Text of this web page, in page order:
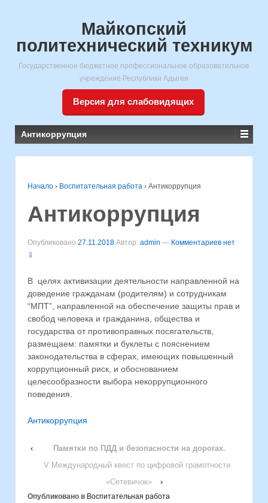
Майкопский
политехнический техникум
Государственное бюджетное профессиональное образовательное
учреждение Республики Адыгея
Версия для слабовидящих
Антикоррупция
Начало › Воспитательная работа › Антикоррупция
Антикоррупция
Опубликовано 27.11.2018 Автор: admin — Комментариев нет
⇩
В целях активизации деятельности направленной на
доведение гражданам (родителям) и сотрудникам
“МПТ”, направленной на обеспечение защиты прав и
свобод человека и гражданина, общества и
государства от противоправных посягательств,
размещаем: памятки и буклеты с пояснением
законодательства в сферах, имеющих повышенный
коррупционный риск, и обоснованием
целесообразности выбора некоррупционного
поведения.
Антикоррупция
‹
Памятки по ПДД и безопасности на дорогах.
V Международный квест по цифровой грамотности
«Сетевичок»
›
Опубликовано в Воспитательная работа